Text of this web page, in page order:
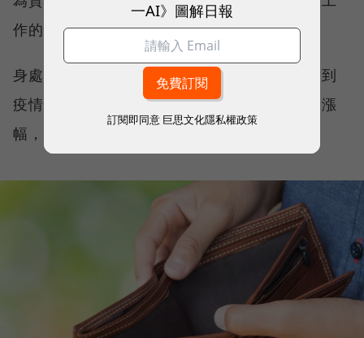
作的精力轉回到自己身上。
身處在亞洲的台灣，當然也是逃不了。同樣受到
疫情及戰爭造成的通貨膨脹影響，台灣的薪資漲
幅，已經愈來愈追不上樣樣都漲的物價。
一AI》圖解日報
訂閱即同意 巨思文化隱私權政策